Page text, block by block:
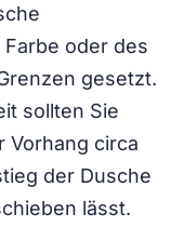
oder des
gesetzt.
sollten Sie
Vorhang circa
der Dusche
lässt.